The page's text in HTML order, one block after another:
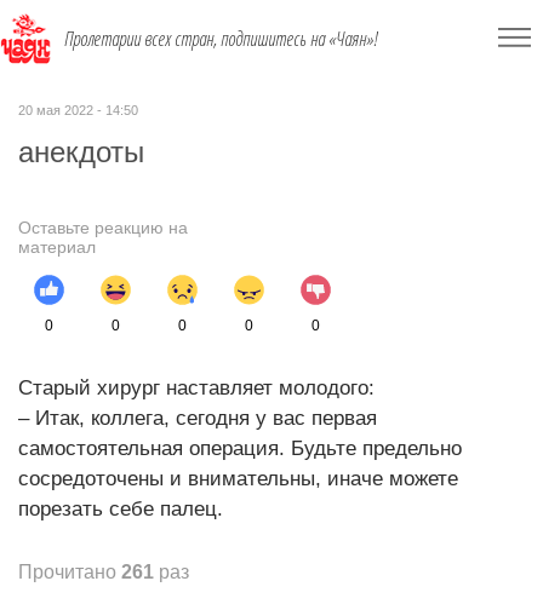
Пролетарии всех стран, подпишитесь на «Чаян»!
20 мая 2022 - 14:50
анекдоты
Оставьте реакцию на
материал
0 0 0 0 0
Старый хирург наставляет молодого:
– Итак, коллега, сегодня у вас первая
самостоятельная операция. Будьте предельно
сосредоточены и внимательны, иначе можете
порезать себе палец.
Прочитано 261 раз